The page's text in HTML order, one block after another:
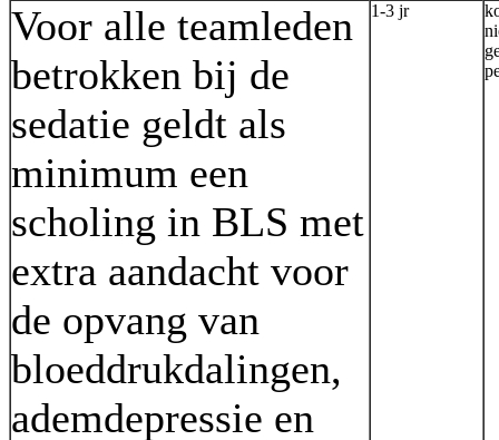
Voor alle teamleden
betrokken bij de
sedatie geldt als
minimum een
scholing in BLS met
extra aandacht voor
de opvang van
bloeddrukdalingen,
ademdepressie en
1-3 jr